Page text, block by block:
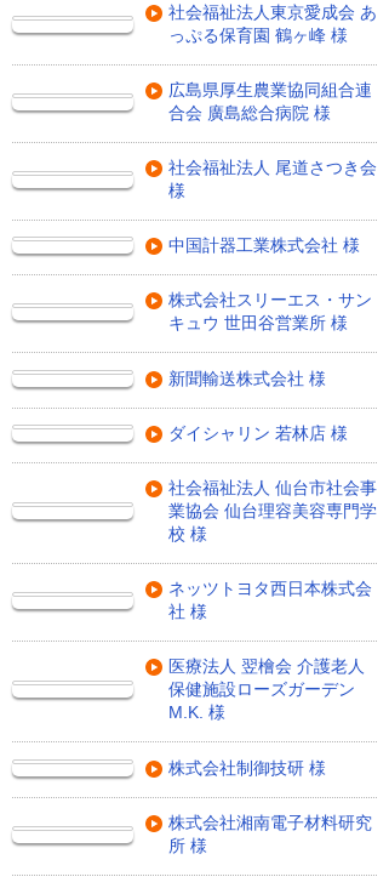
社会福祉法人東京愛成会 あ
っぷる保育園 鶴ヶ峰 様
広島県厚生農業協同組合連
合会 廣島総合病院 様
社会福祉法人 尾道さつき会
様
中国計器工業株式会社 様
株式会社スリーエス・サン
キュウ 世田谷営業所 様
新聞輸送株式会社 様
ダイシャリン 若林店 様
社会福祉法人 仙台市社会事
業協会 仙台理容美容専門学
校 様
ネッツトヨタ西日本株式会
社 様
医療法人 翌檜会 介護老人
保健施設ローズガーデン
M.K. 様
株式会社制御技研 様
株式会社湘南電子材料研究
所 様